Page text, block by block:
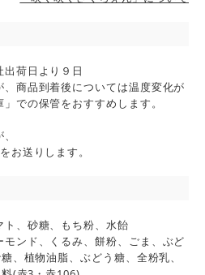
出荷日より９日
商品到着後については温度変化が
での保管をおすすめします。
お送りします。
ト、砂糖、もち粉、水飴
モンド、くるみ、餅粉、ごま、ぶど
、植物油脂、ぶどう糖、全粉乳、